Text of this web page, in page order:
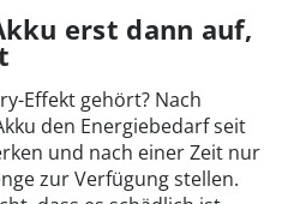
erst dann auf,
Effekt gehört? Nach
den Energiebedarf seit
und nach einer Zeit nur
zur Verfügung stellen.